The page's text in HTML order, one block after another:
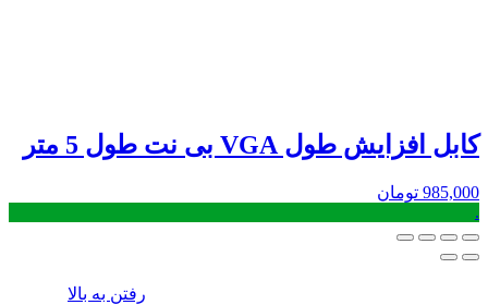
کابل افزایش طول VGA بی نت طول 5 متر
985,000 تومان
.
رفتن به بالا